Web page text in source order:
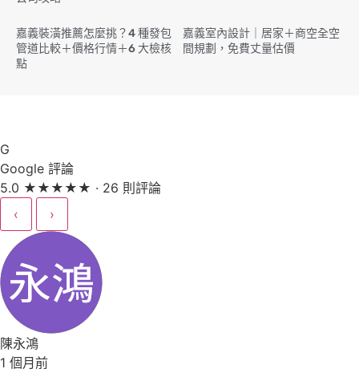
嘉義裝潢推薦怎麼挑？4 種發包
管道比較＋價格行情＋6 大檢核
點
嘉義室內設計｜居家＋商空全空
間規劃，免費丈量估價
G
Google 評論
5.0 ★ ★ ★ ★ ★ · 26 則評論
‹
›
陳永鴻
1 個月前